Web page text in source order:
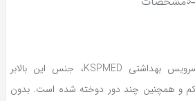
جلیقه بالابر مخصوص سرویس بهداشتی KSPMED، جنس این بالابر
و همچنین چند دور دوخته شده است. بدون